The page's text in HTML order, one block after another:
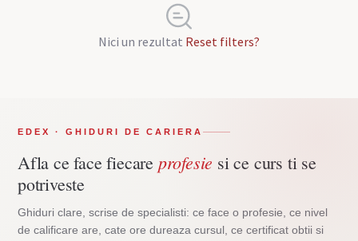
Nici un rezultat Reset filters?
EDEX · GHIDURI DE CARIERA
Afla ce face fiecare profesie si ce curs ti se
potriveste
Ghiduri clare, scrise de specialisti: ce face o profesie, ce nivel
de calificare are, cate ore dureaza cursul, ce certificat obtii si